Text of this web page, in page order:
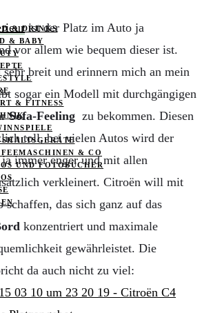
& DRINKS
& BABY
& FITNESS
& CO
UND FOTOBÜCHER
ist der Platz im Auto ja
vor allem wie bequem dieser ist.
breit und erinnern mich an mein
sogar ein Modell mit durchgängigen
Sofa-Feeling zu bekommen. Diesen
toll, bei vielen Autos wird der
immer enger und mit allen
verkleinert. Citroën will mit
schaffen, das sich ganz auf das
konzentriert und maximale
gewährleistet. Die
da auch nicht zu viel: